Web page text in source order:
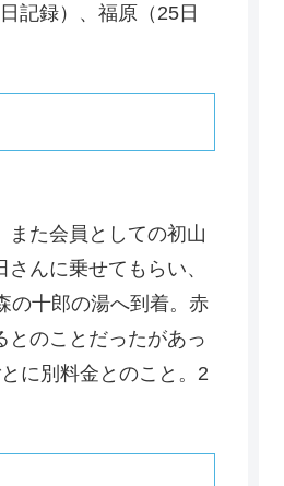
記録）、福原（25日
た会員としての初山
んに乗せてもらい、
の十郎の湯へ到着。赤
のことだったがあっ
に別料金とのこと。2